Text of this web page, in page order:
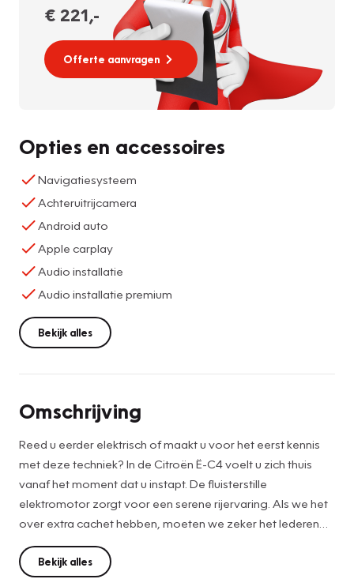
€ 221,-
Offerte aanvragen
Opties en accessoires
Navigatiesysteem
Achteruitrijcamera
Android auto
Apple carplay
Audio installatie
Audio installatie premium
Bekijk alles
Omschrijving
Reed u eerder elektrisch of maakt u voor het eerst kennis
met deze techniek? In de Citroën Ë-C4 voelt u zich thuis
vanaf het moment dat u instapt. De fluisterstille
elektromotor zorgt voor een serene rijervaring. Als we het
over extra cachet hebben, moeten we zeker het lederen
interieur noemen. Koude start? Niet met de verwarmbare
voorstoelen! En allebei ook nog eens voorzien van
Bekijk alles